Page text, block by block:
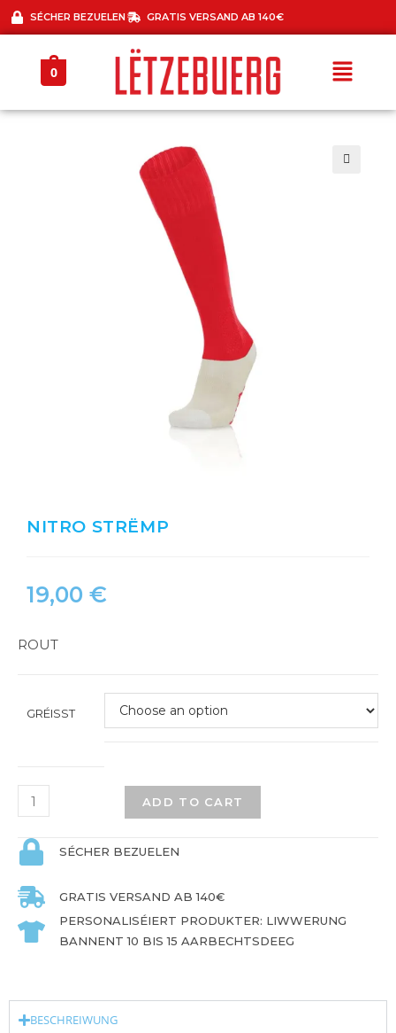
SÉCHER BEZUELEN GRATIS VERSAND AB 140€
0
NITRO STRËMP
19,00 €
ROUT
GRÉISST
ADD TO CART
SÉCHER BEZUELEN
GRATIS VERSAND AB 140€
PERSONALISÉIERT PRODUKTER: LIWWERUNG
BANNENT 10 BIS 15 AARBECHTSDEEG
BESCHREIWUNG